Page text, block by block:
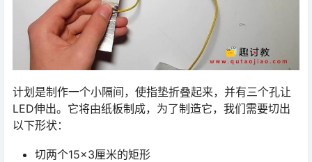
计划是制作一个小隔间，使指垫折叠起来，并有三个孔让
LED伸出。它将由纸板制成，为了制造它，我们需要切出
以下形状：
切两个15×3厘米的矩形